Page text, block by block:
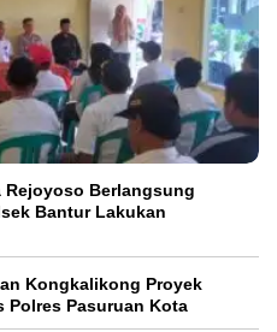
Rejoyoso Berlangsung
Bantur Lakukan
Kongkalikong Proyek
Polres Pasuruan Kota